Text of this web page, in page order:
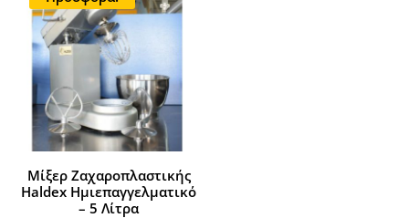
Μίξερ Ζαχαροπλαστικής
Haldex Ημιεπαγγελματικό
– 5 Λίτρα